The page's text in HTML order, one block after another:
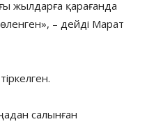
жылдарға қарағанда
– дейді Марат
салынған